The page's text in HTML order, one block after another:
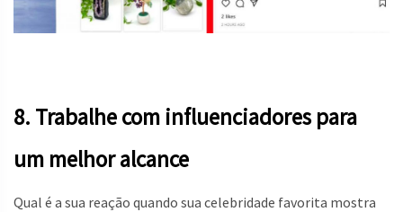
8. Trabalhe com influenciadores para
um melhor alcance
Qual é a sua reação quando sua celebridade favorita mostra